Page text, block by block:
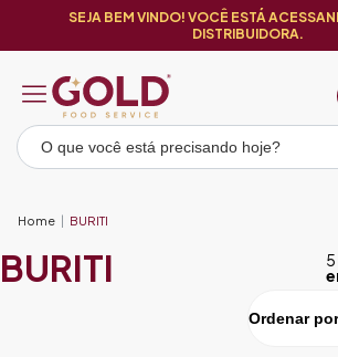
SEJA BEM VINDO! VOCÊ ESTÁ
DISTRIBUIDORA.
Home BURITI
BURITI